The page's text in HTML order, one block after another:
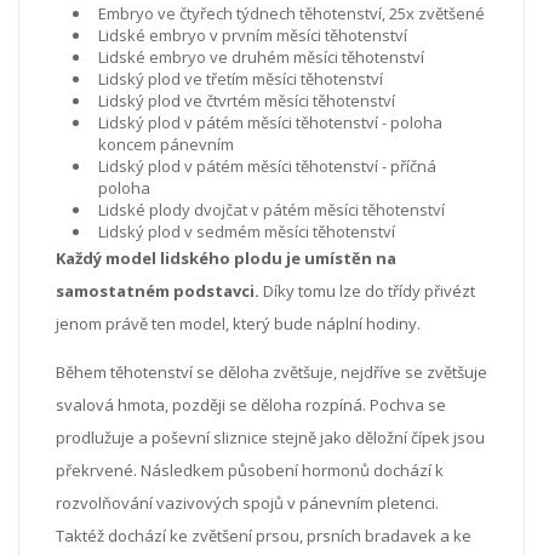
Embryo ve čtyřech týdnech těhotenství, 25x zvětšené
Lidské embryo v prvním měsíci těhotenství
Lidské embryo ve druhém měsíci těhotenství
Lidský plod ve třetím měsíci těhotenství
Lidský plod ve čtvrtém měsíci těhotenství
Lidský plod v pátém měsíci těhotenství - poloha
koncem pánevním
Lidský plod v pátém měsíci těhotenství - příčná
poloha
Lidské plody dvojčat v pátém měsíci těhotenství
Lidský plod v sedmém měsíci těhotenství
Každý model lidského plodu je umístěn na
samostatném podstavci. Díky tomu lze do třídy přivézt
jenom právě ten model, který bude náplní hodiny.
Během těhotenství se děloha zvětšuje, nejdříve se zvětšuje
svalová hmota, později se děloha rozpíná. Pochva se
prodlužuje a poševní sliznice stejně jako děložní čípek jsou
překrvené. Následkem působení hormonů dochází k
rozvolňování vazivových spojů v pánevním pletenci.
Taktéž dochází ke zvětšení prsou, prsních bradavek a ke